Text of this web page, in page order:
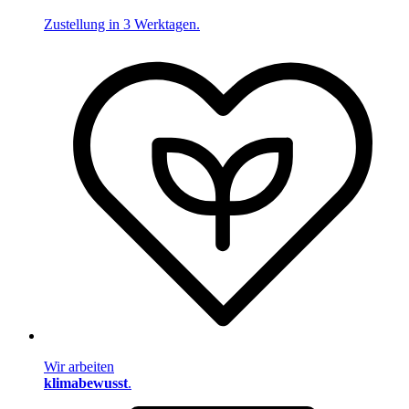
Zustellung in 3 Werktagen.
Wir arbeiten
klimabewusst.